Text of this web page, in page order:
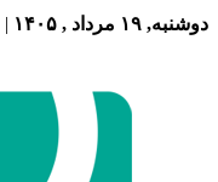
دوشنبه, ۱۹ مرداد , ۱۴۰۵ |